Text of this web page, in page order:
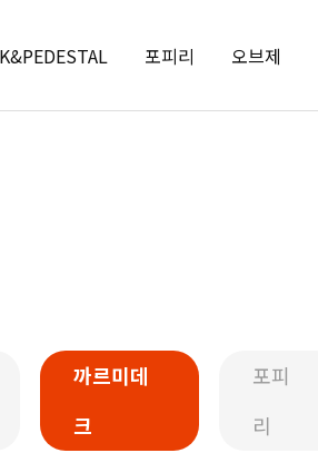
포피리 오브제
까르미데
크
포피
리